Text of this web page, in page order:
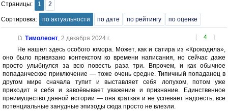
Страницы: 1 2
Сортировка: по актуальности по дате по рейтингу по оценке
[ 4 ]
Тимолеонт, 2 декабря 2024 г.
Не нашёл здесь особого юмора. Может, как и сатира из «Крокодила»,
оно было привязано контекстом ко времени написания, но сейчас даже
просто улыбнулся за всю повесть раза три. Впрочем, и как обычное
попаданческое приключение — тоже очень средне. Типичный попаданец в
другом мире сначала тупит и выставляет себя лопухом, потом уже
приходит в себя и завоёвывает уважение и признание. Единственное
преимущество данной истории — она краткая и не успевает надоесть, все
потенциальные занудные эпизоды сюда просто не влезли.